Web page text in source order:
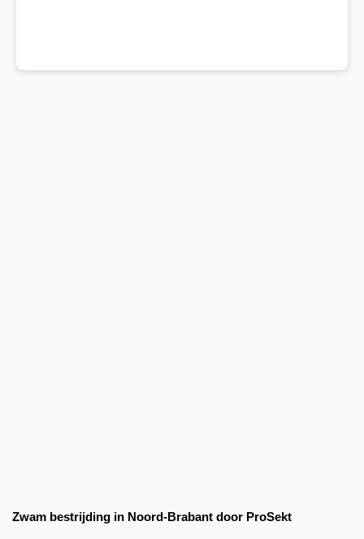
Zwam bestrijding in Noord-Brabant door ProSekt